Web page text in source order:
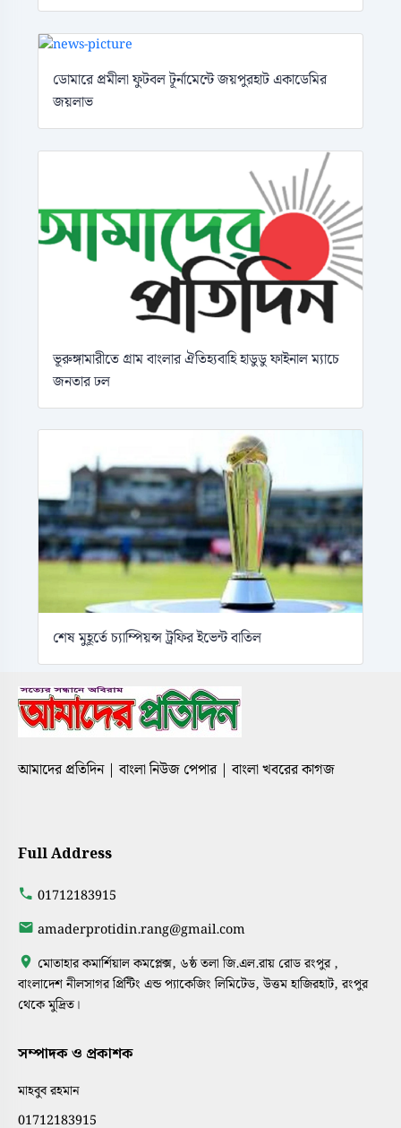
ডোমারে প্রমীলা ফুটবল টূর্নামেন্টে জয়পুরহাট একাডেমির
জয়লাভ
ভূরুঙ্গামারীতে গ্রাম বাংলার ঐতিহ্যবাহি হাডুডু ফাইনাল ম্যাচে
জনতার ঢল
শেষ মুহূর্তে চ্যাম্পিয়ন্স ট্রফির ইভেন্ট বাতিল
আমাদের প্রতিদিন | বাংলা নিউজ পেপার | বাংলা খবরের কাগজ
Full Address
01712183915
amaderprotidin.rang@gmail.com
মোতাহার কমার্শিয়াল কমপ্লেক্স, ৬ষ্ঠ তলা জি.এল.রায় রোড রংপুর ,
বাংলাদেশ নীলসাগর প্রিন্টিং এন্ড প্যাকেজিং লিমিটেড, উত্তম হাজিরহাট, রংপুর
থেকে মুদ্রিত।
সম্পাদক ও প্রকাশক
মাহবুব রহমান
01712183915